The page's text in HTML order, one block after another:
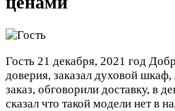
Гость 21 декабря, 2021 год
доверия, заказал духовой
заказ, обговорили доставку, в
сказал что такой модели нет в